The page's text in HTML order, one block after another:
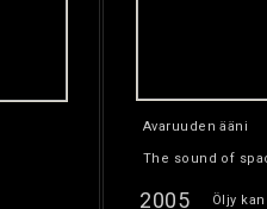
Avaruuden ääni
The sound of
2005 Öljy